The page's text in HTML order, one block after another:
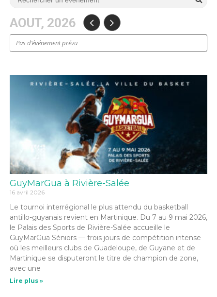
AOUT, 2026
Pas d’événement prévu
GuyMarGua à Rivière-Salée
16 avril 2026
Le tournoi interrégional le plus attendu du basketball
antillo-guyanais revient en Martinique. Du 7 au 9 mai 2026,
le Palais des Sports de Rivière-Salée accueille le
GuyMarGua Séniors — trois jours de compétition intense
où les meilleurs clubs de Guadeloupe, de Guyane et de
Martinique se disputeront le titre de champion de zone,
avec une
Lire plus »